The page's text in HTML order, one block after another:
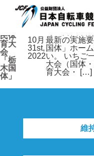
Archive
Posts Tagged ‘栃木県・
民体
育大
会
「栃
木国
体」
10月
31st,
2022
【大会実施
最新の実施
国体」ホー
い。 いちご
大会（国体
育大会・ […]
維